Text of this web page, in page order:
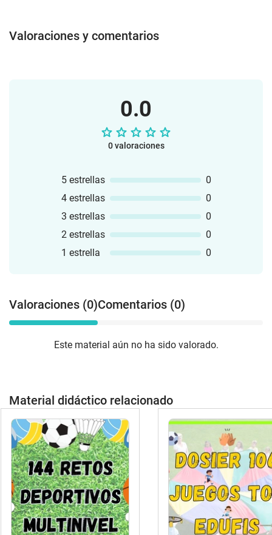
Valoraciones y comentarios
0.0
0 valoraciones
5 estrellas
0
4 estrellas
0
3 estrellas
0
2 estrellas
0
1 estrella
0
Valoraciones (0)Comentarios (0)
Este material aún no ha sido valorado.
Material didáctico relacionado